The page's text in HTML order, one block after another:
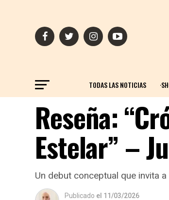
TODAS LAS NOTICIAS
Reseña:
Estelar” –
Un debut conceptual que invita
Publicado el 11/03/2026